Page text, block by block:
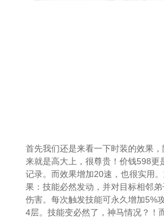
首先我们还是来看一下时装的效果
来就是高大上，很尊贵！价钱598更
记录。而效果增加20速，也很实用
果：技能必然发动，并对目标相邻
伤害。每次触发技能可永久增加5%
4层。技能变必然了，神马情况？！